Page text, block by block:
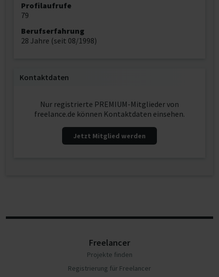
Profilaufrufe
79
Berufserfahrung
28 Jahre (seit 08/1998)
Kontaktdaten
Nur registrierte PREMIUM-Mitglieder von
freelance.de können Kontaktdaten einsehen.
Jetzt Mitglied werden
Freelancer
Projekte finden
Registrierung für Freelancer